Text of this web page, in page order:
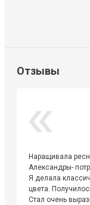
Отзывы
Наращивала
Александры-
Я делала
цвета.
Стал очень